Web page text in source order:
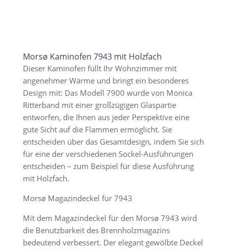
Morsø Kaminofen 7943 mit Holzfach
Dieser Kaminofen füllt Ihr Wohnzimmer mit
angenehmer Wärme und bringt ein besonderes
Design mit: Das Modell 7900 wurde von Monica
Ritterband mit einer großzügigen Glaspartie
entworfen, die Ihnen aus jeder Perspektive eine
gute Sicht auf die Flammen ermöglicht. Sie
entscheiden über das Gesamtdesign, indem Sie sich
für eine der verschiedenen Sockel-Ausführungen
entscheiden – zum Beispiel für diese Ausführung
mit Holzfach.
Morsø Magazindeckel für 7943
Mit dem Magazindeckel für den Morsø 7943 wird
die Benutzbarkeit des Brennholzmagazins
bedeutend verbessert. Der elegant gewölbte Deckel